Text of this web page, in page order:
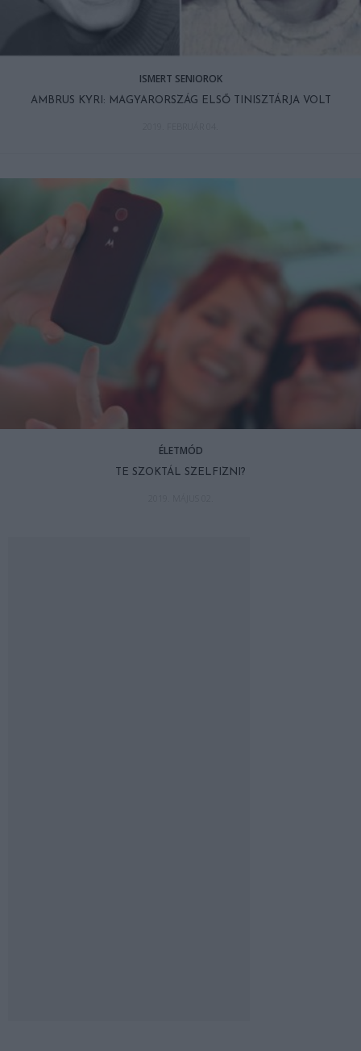
ISMERT SENIOROK
AMBRUS KYRI: MAGYARORSZÁG ELSŐ TINISZTÁRJA VOLT
ÉLETMÓD
TE SZOKTÁL SZELFIZNI?